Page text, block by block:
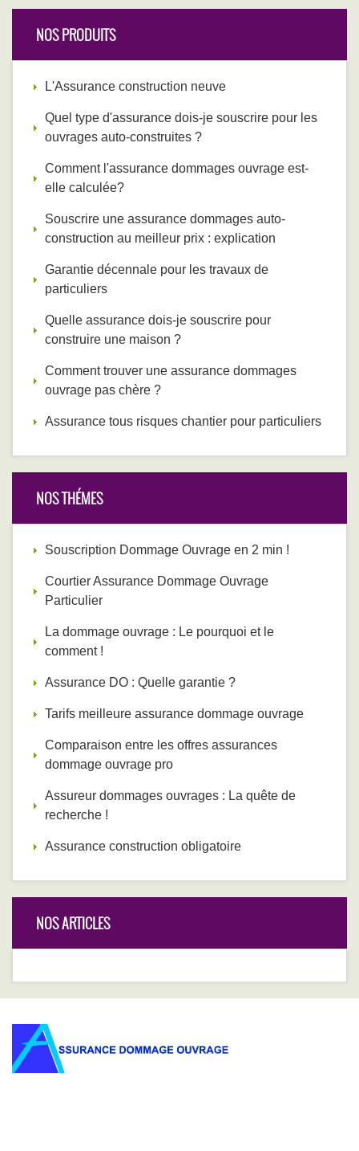
NOS PRODUITS
L'Assurance construction neuve
Quel type d'assurance dois-je souscrire pour les
ouvrages auto-construites ?
Comment l'assurance dommages ouvrage est-
elle calculée?
Souscrire une assurance dommages auto-
construction au meilleur prix : explication
Garantie décennale pour les travaux de
particuliers
Quelle assurance dois-je souscrire pour
construire une maison ?
Comment trouver une assurance dommages
ouvrage pas chère ?
Assurance tous risques chantier pour particuliers
NOS THÉMES
Souscription Dommage Ouvrage en 2 min !
Courtier Assurance Dommage Ouvrage
Particulier
La dommage ouvrage : Le pourquoi et le
comment !
Assurance DO : Quelle garantie ?
Tarifs meilleure assurance dommage ouvrage
Comparaison entre les offres assurances
dommage ouvrage pro
Assureur dommages ouvrages : La quête de
recherche !
Assurance construction obligatoire
NOS ARTICLES